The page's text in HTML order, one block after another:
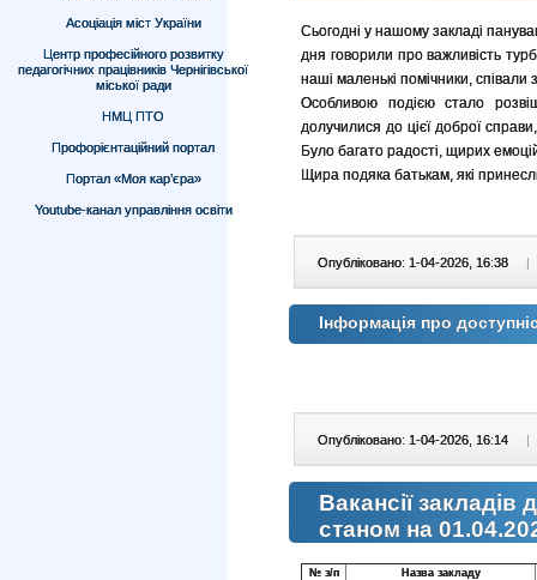
Асоціація міст України
Центр професійного розвитку
педагогічних працівників Чернігівської
міської ради
НМЦ ПТО
Профорієнтаційний портал
Портал «Моя кар’єра»
Youtube-канал управління освіти
Сьогодні у нашому закладі
дня говорили про важливість
наші маленькі помічники, співали
Особливою подією стало
долучилися до цієї доброї
Було багато радості, щирих емоцій
Щира подяка батькам, які
Опубліковано: 1-04-2026, 16:38 |
Інформація про
Опубліковано: 1-04-2026, 16:14 |
Вакансії закладів
станом на
№ з/п Назва закладу